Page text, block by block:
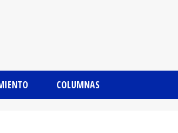
COLUMNAS